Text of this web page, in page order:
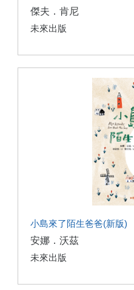
傑夫．肯尼
未來出版
小島來了陌生爸爸(新版)
安娜．沃茲
未來出版